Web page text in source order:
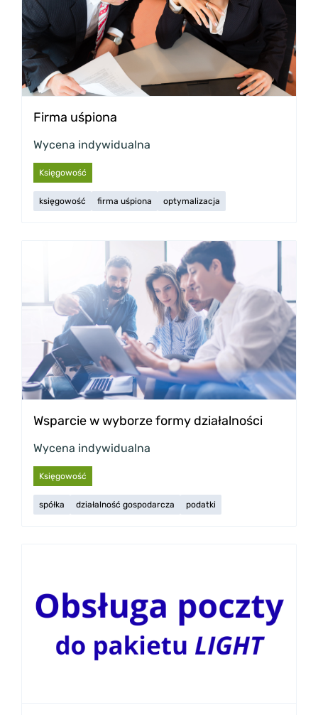
Firma uśpiona
Wycena indywidualna
Księgowość
księgowość firma uśpiona optymalizacja
Wsparcie w wyborze formy działalności
Wycena indywidualna
Księgowość
spółka działalność gospodarcza podatki